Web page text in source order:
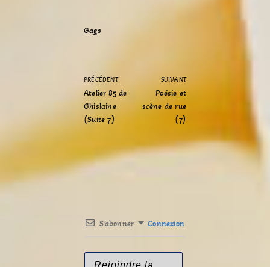
Gags
PRÉCÉDENT
Atelier 85 de
Ghislaine
(Suite 7)
SUIVANT
Poésie et
scène de rue
(7)
S’abonner Connexion